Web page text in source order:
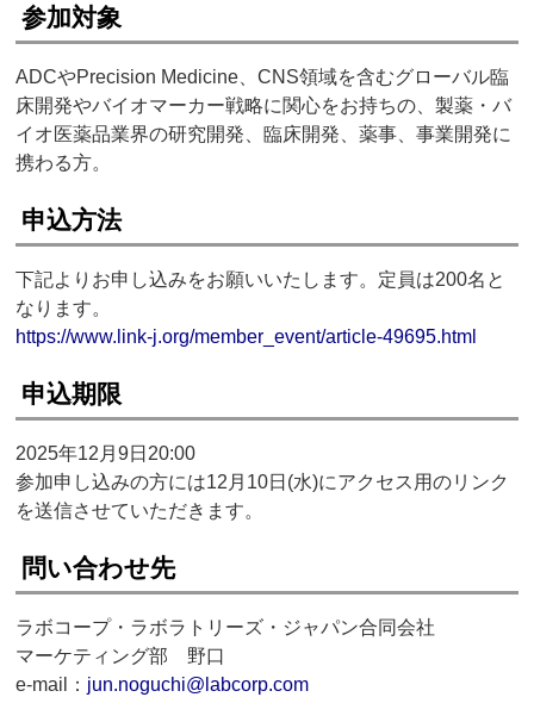
参加対象
ADCやPrecision Medicine、CNS領域を含むグローバル臨
床開発やバイオマーカー戦略に関心をお持ちの、製薬・バ
イオ医薬品業界の研究開発、臨床開発、薬事、事業開発に
携わる方。
申込方法
下記よりお申し込みをお願いいたします。定員は200名と
なります。
https://www.link-j.org/member_event/article-49695.html
申込期限
2025年12月9日20:00
参加申し込みの方には12月10日(水)にアクセス用のリンク
を送信させていただきます。
問い合わせ先
ラボコープ・ラボラトリーズ・ジャパン合同会社
マーケティング部 野口
e-mail： jun.noguchi@labcorp.com